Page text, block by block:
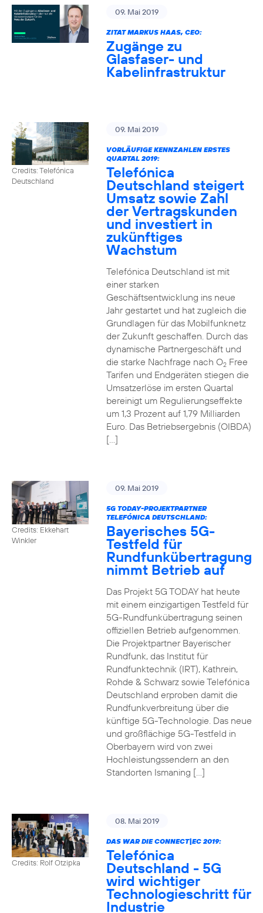
09. Mai 2019
ZITAT MARKUS HAAS, CEO:
Zugänge zu
Glasfaser- und
Kabelinfrastruktur
Credits: Telefónica
Deutschland
09. Mai 2019
VORLÄUFIGE KENNZAHLEN ERSTES
QUARTAL 2019:
Telefónica
Deutschland steigert
Umsatz sowie Zahl
der Vertragskunden
und investiert in
zukünftiges
Wachstum
Telefónica Deutschland ist mit
einer starken
Geschäftsentwicklung ins neue
Jahr gestartet und hat zugleich die
Grundlagen für das Mobilfunknetz
der Zukunft geschaffen. Durch das
dynamische Partnergeschäft und
die starke Nachfrage nach O2Free
Tarifen und Endgeräten stiegen die
Umsatzerlöse im ersten Quartal
bereinigt um Regulierungseffekte
um 1,3 Prozent auf 1,79 Milliarden
Euro. Das Betriebsergebnis (OIBDA)
[…]
Credits: Ekkehart
Winkler
09. Mai 2019
5G TODAY-PROJEKTPARTNER
TELEFÓNICA DEUTSCHLAND:
Bayerisches 5G-
Testfeld für
Rundfunkübertragung
nimmt Betrieb auf
Das Projekt 5G TODAY hat heute
mit einem einzigartigen Testfeld für
5G-Rundfunkübertragung seinen
offiziellen Betrieb aufgenommen.
Die Projektpartner Bayerischer
Rundfunk, das Institut für
Rundfunktechnik (IRT), Kathrein,
Rohde & Schwarz sowie Telefónica
Deutschland erproben damit die
Rundfunkverbreitung über die
künftige 5G-Technologie. Das neue
und großflächige 5G-Testfeld in
Oberbayern wird von zwei
Hochleistungssendern an den
Standorten Ismaning […]
Credits: Rolf Otzipka
08. Mai 2019
DAS WAR DIE CONNECT|EC 2019:
Telefónica
Deutschland - 5G
wird wichtiger
Technologieschritt für
Industrie